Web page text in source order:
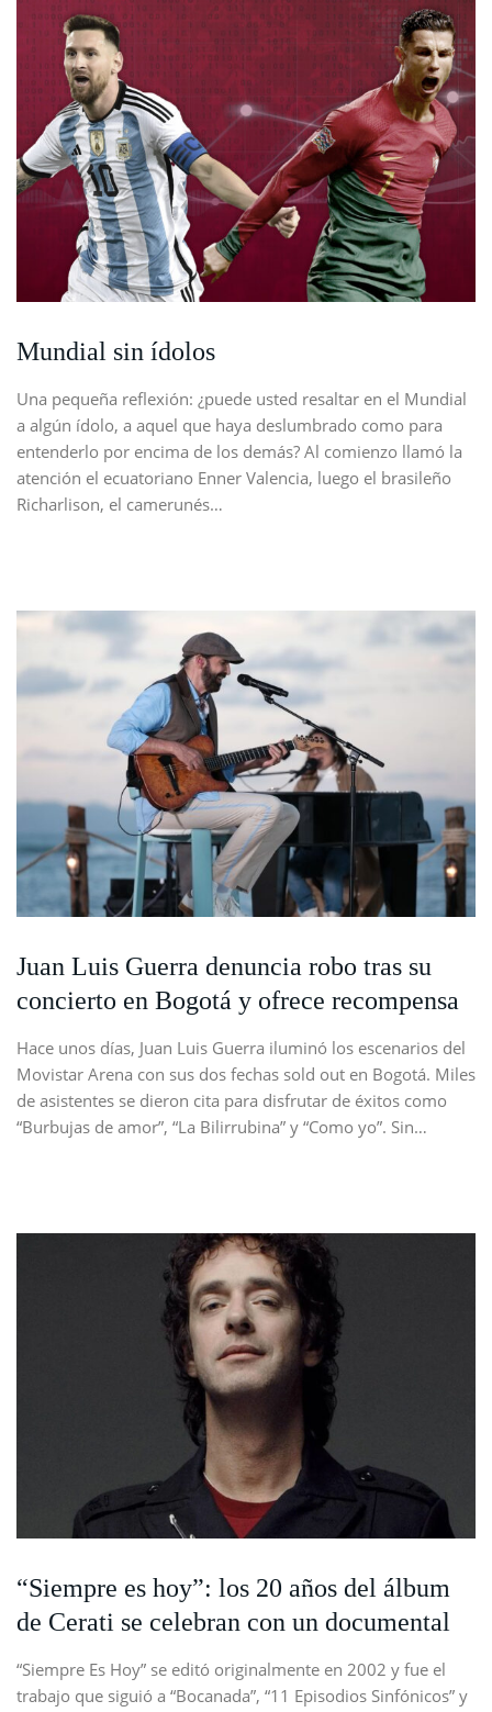
Mundial sin ídolos
Una pequeña reflexión: ¿puede usted resaltar en el Mundial
a algún ídolo, a aquel que haya deslumbrado como para
entenderlo por encima de los demás? Al comienzo llamó la
atención el ecuatoriano Enner Valencia, luego el brasileño
Richarlison, el camerunés…
Juan Luis Guerra denuncia robo tras su
concierto en Bogotá y ofrece recompensa
Hace unos días, Juan Luis Guerra iluminó los escenarios del
Movistar Arena con sus dos fechas sold out en Bogotá. Miles
de asistentes se dieron cita para disfrutar de éxitos como
“Burbujas de amor”, “La Bilirrubina” y “Como yo”. Sin…
“Siempre es hoy”: los 20 años del álbum
de Cerati se celebran con un documental
“Siempre Es Hoy” se editó originalmente en 2002 y fue el
trabajo que siguió a “Bocanada”, “11 Episodios Sinfónicos” y